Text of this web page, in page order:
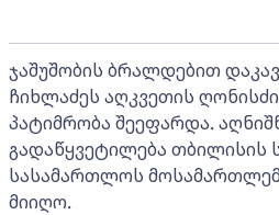
ჯაშუშობის ბრალდებით
ჩიხლაძეს აღკვეთის
პატიმრობა შეეფარდა.
გადაწყვეტილება თბილისის
სასამართლოს მოსამართლემ
მიიღო.